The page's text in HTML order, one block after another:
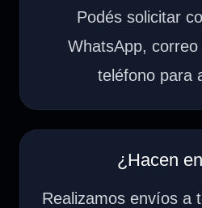
Podés solicitar
WhatsApp,
teléfono para
¿Hacen
Realizamos envíos a